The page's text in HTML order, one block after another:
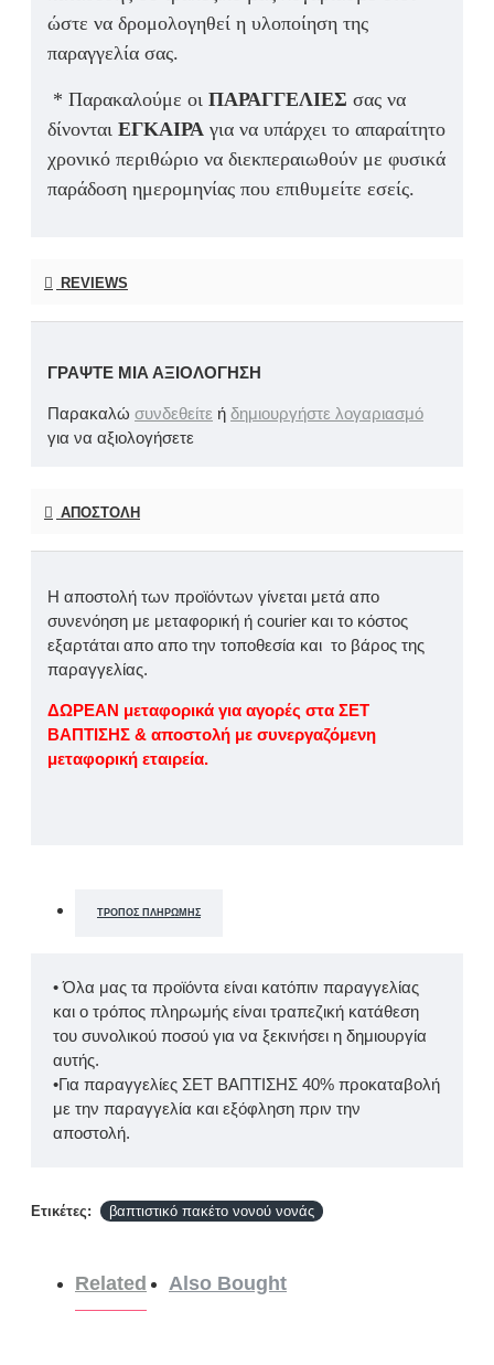
ώστε να δρομολογηθεί η υλοποίηση της
παραγγελία σας.
* Παρακαλούμε οι ΠΑΡΑΓΓΕΛΙΕΣ σας να
δίνονται ΕΓΚΑΙΡΑ για να υπάρχει το απαραίτητο
χρονικό περιθώριο να διεκπεραιωθούν με φυσικά
παράδοση ημερομηνίας που επιθυμείτε εσείς.
REVIEWS
ΓΡΆΨΤΕ ΜΙΑ ΑΞΙΟΛΌΓΗΣΗ
Παρακαλώ συνδεθείτε ή δημιουργήστε λογαριασμό
για να αξιολογήσετε
ΑΠΟΣΤΟΛΉ
Η αποστολή των προϊόντων γίνεται μετά απο
συνενόηση με μεταφορική ή courier και το κόστος
εξαρτάται απο απο την τοποθεσία και το βάρος της
παραγγελίας.
ΔΩΡΕΑΝ μεταφορικά για αγορές στα ΣΕΤ
ΒΑΠΤΙΣΗΣ & αποστολή με συνεργαζόμενη
μεταφορική εταιρεία.
ΤΡΌΠΟΣ ΠΛΗΡΩΜΉΣ
• Όλα μας τα προϊόντα είναι κατόπιν παραγγελίας
και ο τρόπος πληρωμής είναι τραπεζική κατάθεση
του συνολικού ποσού για να ξεκινήσει η δημιουργία
αυτής.
•Για παραγγελίες ΣΕΤ ΒΑΠΤΙΣΗΣ 40% προκαταβολή
με την παραγγελία και εξόφληση πριν την
αποστολή.
Ετικέτες: βαπτιστικό πακέτο νονού νονάς
Related Also Bought